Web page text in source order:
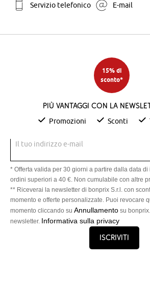
Servizio telefonico E-mail
15% di
sconto*
Più vantaggi con la
Promozioni Sconti
Il tuo indirizzo e-mail
* Offerta valida per 30 giorni a partire dalla data
ordini superiori a 40 €. Non cumulabile con altre
** Riceverai la newsletter di bonprix S.r.l. con
momento e offerte personalizzate. Puoi revocare
momento cliccando su Annullamento su
newsletter. Informativa sulla privacy
Iscriviti